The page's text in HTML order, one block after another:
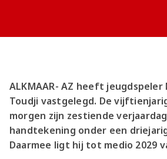
ALKMAAR- AZ heeft jeugdspeler
Toudji vastgelegd. De
morgen zijn zestiende
handtekening onder een
Daarmee ligt hij tot medio 2029